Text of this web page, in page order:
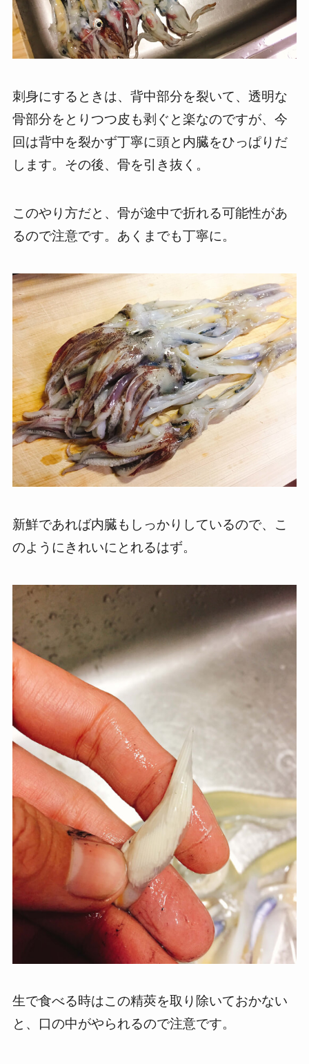
刺身にするときは、背中部分を裂いて、透明な
骨部分をとりつつ皮も剥ぐと楽なのですが、今
回は背中を裂かず丁寧に頭と内臓をひっぱりだ
します。その後、骨を引き抜く。
このやり方だと、骨が途中で折れる可能性があ
るので注意です。あくまでも丁寧に。
新鮮であれば内臓もしっかりしているので、こ
のようにきれいにとれるはず。
生で食べる時はこの精莢を取り除いておかない
と、口の中がやられるので注意です。